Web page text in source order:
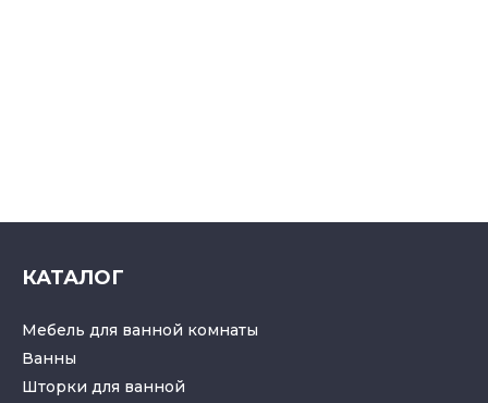
КАТАЛОГ
Мебель для ванной комнаты
Ванны
Шторки для ванной